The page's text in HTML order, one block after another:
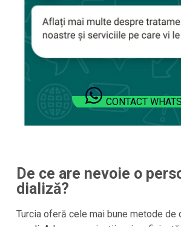
CONTACT
De ce are nevoie o
dializă?
Turciaoferă cele mai bune metode de